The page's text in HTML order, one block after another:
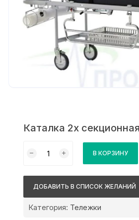
Каталка 2х
товара
BS1600
В КОРЗИНУ
ДОБАВИТЬ В СПИСОК ЖЕЛАНИЙ
Категория: Тележки